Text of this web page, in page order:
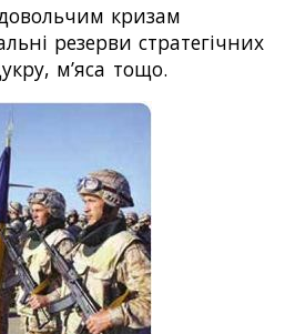
кризам
резерви стратегічних
м’яса тощо.